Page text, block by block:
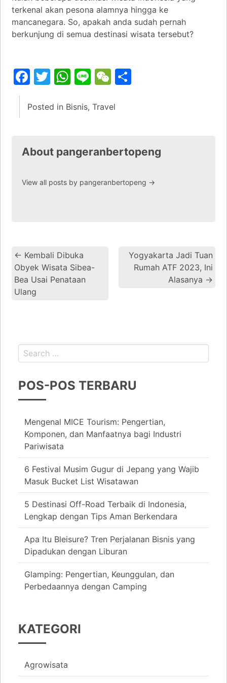
terkenal akan pesona alamnya hingga ke
mancanegara. So, apakah anda sudah pernah
berkunjung di semua destinasi wisata tersebut?
Facebook
Twitter
WhatsApp
LineWeChat
Posted in Bisnis, Travel
About pangeranbertopeng
View all posts by pangeranbertopeng →
← Kembali Dibuka
Obyek Wisata Sibea-
Bea Usai Penataan
Ulang
Yogyakarta Jadi Tuan
Rumah ATF 2023, Ini
Alasanya →
POS-POS TERBARU
Mengenal MICE Tourism: Pengertian,
Komponen, dan Manfaatnya bagi Industri
Pariwisata
6 Festival Musim Gugur di Jepang yang Wajib
Masuk Bucket List Wisatawan
5 Destinasi Off-Road Terbaik di Indonesia,
Lengkap dengan Tips Aman Berkendara
Apa Itu Bleisure? Tren Perjalanan Bisnis yang
Dipadukan dengan Liburan
Glamping: Pengertian, Keunggulan, dan
Perbedaannya dengan Camping
KATEGORI
Agrowisata